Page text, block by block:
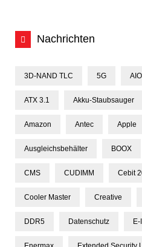
Nachrichten
3D-NAND TLC 5G AIO
ATX 3.1 Akku-Staubsauger
Amazon Antec Apple
Ausgleichsbehälter BOOX
CMS CUDIMM Cebit
Cooler Master Creative
DDR5 Datenschutz